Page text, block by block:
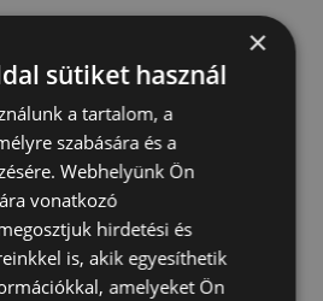
Pataki
Gergely Kukucska,
Tóth, Dávid Varga
Workshop course took
and in the following
Outflow projects followed
×
sütiket használ
a tartalom, a
szabására és a
Webhelyünk Ön
vonatkozó
hirdetési és
is, akik egyesíthetik
amelyeket Ön